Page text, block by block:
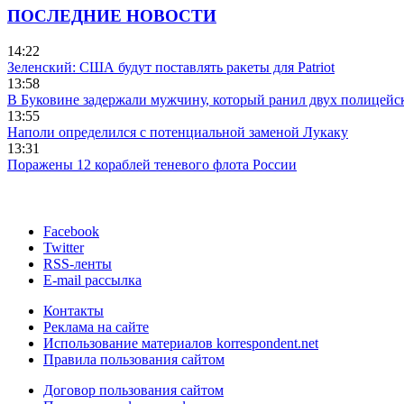
ПОСЛЕДНИЕ НОВОСТИ
14:22
Зеленский: США будут поставлять ракеты для Patriot
13:58
В Буковине задержали мужчину, который ранил двух
13:55
Наполи определился с потенциальной заменой Лукаку
13:31
Поражены 12 кораблей теневого флота России
Facebook
Twitter
RSS-ленты
E-mail рассылка
Контакты
Реклама на сайте
Использование материалов korrespondent.net
Правила пользования сайтом
Договор пользования сайтом